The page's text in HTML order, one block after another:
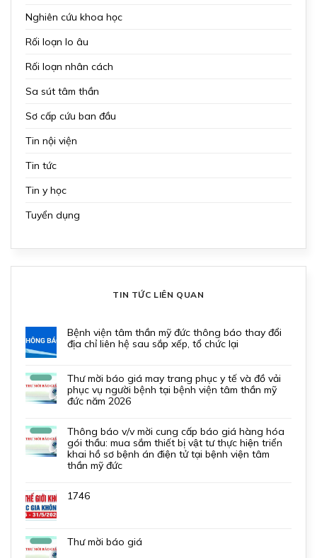
Nghiên cứu khoa học
Rối loạn lo âu
Rối loạn nhân cách
Sa sút tâm thần
Sơ cấp cứu ban đầu
Tin nội viện
Tin tức
Tin y học
Tuyển dụng
TIN TỨC LIÊN QUAN
bệnh viện tâm thần mỹ đức thông báo thay đổi
địa chỉ liên hệ sau sắp xếp, tổ chức lại
thư mời báo giá may trang phục y tế và đồ vải
phục vụ người bệnh tại bệnh viện tâm thần mỹ
đức năm 2026
thông báo v/v mời cung cấp báo giá hàng hóa
gói thầu: mua sắm thiết bị vật tư thực hiện triển
khai hồ sơ bệnh án điện tử tại bệnh viện tâm
thần mỹ đức
1746
thư mời báo giá